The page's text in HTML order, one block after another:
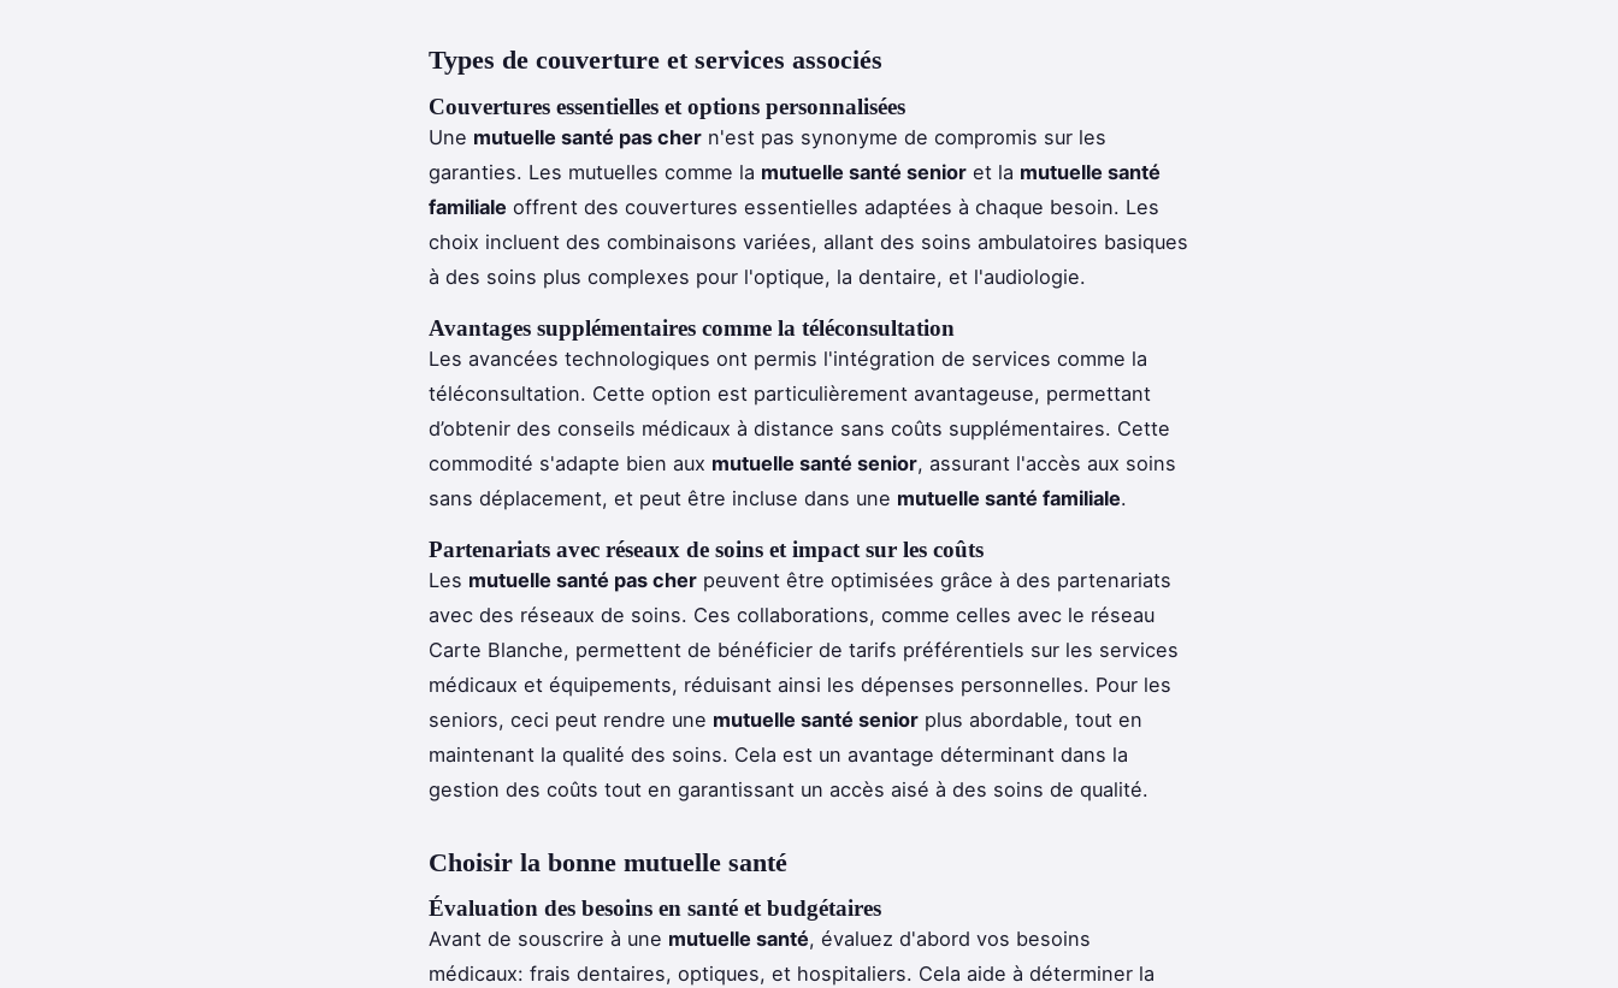
Types de couverture et services associés
Couvertures essentielles et options personnalisées
Une mutuelle santé pas cher n'est pas synonyme de compromis sur les
garanties. Les mutuelles comme la mutuelle santé senior et la mutuelle santé
familiale offrent des couvertures essentielles adaptées à chaque besoin. Les
choix incluent des combinaisons variées, allant des soins ambulatoires basiques
à des soins plus complexes pour l'optique, la dentaire, et l'audiologie.
Avantages supplémentaires comme la téléconsultation
Les avancées technologiques ont permis l'intégration de services comme la
téléconsultation. Cette option est particulièrement avantageuse, permettant
d’obtenir des conseils médicaux à distance sans coûts supplémentaires. Cette
commodité s'adapte bien aux mutuelle santé senior, assurant l'accès aux soins
sans déplacement, et peut être incluse dans une mutuelle santé familiale.
Partenariats avec réseaux de soins et impact sur les coûts
Les mutuelle santé pas cher peuvent être optimisées grâce à des partenariats
avec des réseaux de soins. Ces collaborations, comme celles avec le réseau
Carte Blanche, permettent de bénéficier de tarifs préférentiels sur les services
médicaux et équipements, réduisant ainsi les dépenses personnelles. Pour les
seniors, ceci peut rendre une mutuelle santé senior plus abordable, tout en
maintenant la qualité des soins. Cela est un avantage déterminant dans la
gestion des coûts tout en garantissant un accès aisé à des soins de qualité.
Choisir la bonne mutuelle santé
Évaluation des besoins en santé et budgétaires
Avant de souscrire à une mutuelle santé, évaluez d'abord vos besoins
médicaux: frais dentaires, optiques, et hospitaliers. Cela aide à déterminer la